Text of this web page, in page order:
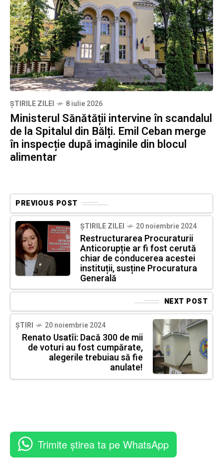
ȘTIRILE ZILEI 8 iulie 2026
Ministerul Sănătății intervine în scandalul
de la Spitalul din Bălți. Emil Ceban merge
în inspecție după imaginile din blocul
alimentar
PREVIOUS POST
ȘTIRILE ZILEI 20 noiembrie 2024
Restructurarea Procuraturii
Anticorupție ar fi fost cerută
chiar de conducerea acestei
instituții, susține Procuratura
Generală
NEXT POST
ȘTIRI 20 noiembrie 2024
Renato Usatîi: Dacă 300 de mii
de voturi au fost cumpărate,
alegerile trebuiau să fie
anulate!
Trimite știrea ta pe WhatsApp